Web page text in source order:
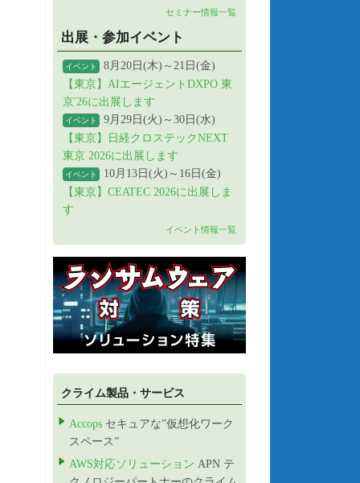
セミナー情報一覧
出展・参加イベント
イベント
8月20日(木)～21日(金)
【東京】AIエージェントDXPO 東
京'26に出展します
イベント
9月29日(火)～30日(水)
【東京】日経クロステックNEXT
東京 2026に出展します
イベント
10月13日(火)～16日(金)
【東京】CEATEC 2026に出展しま
す
イベント情報一覧
クライム製品・サービス
Accops セキュアな”仮想化ワーク
スペース”
AWS対応ソリューション APN テ